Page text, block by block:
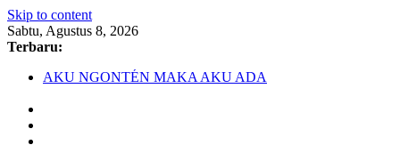
Skip to content
Sabtu, Agustus 8, 2026
Terbaru:
AKU NGONTÉN MAKA AKU ADA